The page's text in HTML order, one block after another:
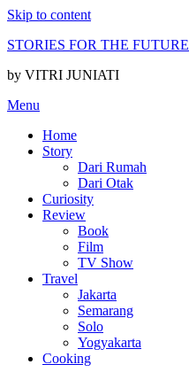
Skip to content
STORIES FOR THE FUTURE
by VITRI JUNIATI
Menu
Home
Story
Dari Rumah
Dari Otak
Curiosity
Review
Book
Film
TV Show
Travel
Jakarta
Semarang
Solo
Yogyakarta
Cooking